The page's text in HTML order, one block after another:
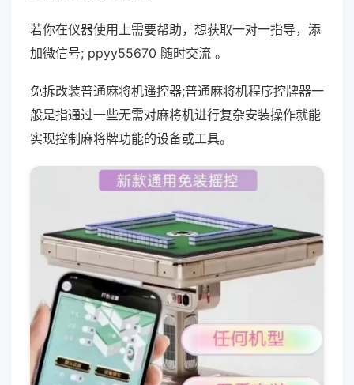
若你在仪器使用上需要帮助，想获取一对一指导，添
加微信号; ppyy55670 随时交流 。
免拆改装普通麻将机遥控器;普通麻将机程序控牌器一
般是指通过一些无需对麻将机进行复杂安装操作就能
实现控制麻将牌功能的设备或工具。